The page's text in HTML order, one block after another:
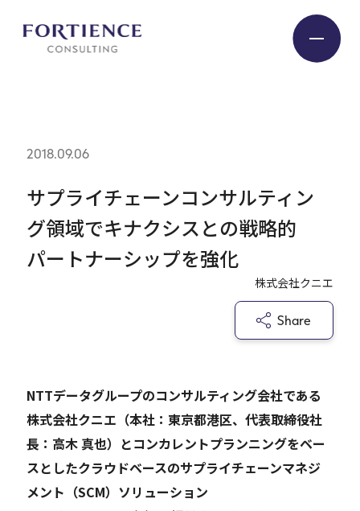
Service
Insight
Careers
News
サプライチェーンコンサルティン
グ領域でキナクシスとの戦略的
パートナーシップを強化
2018.09.06
株式会社クニエ
Share
NTTデータグループのコンサルティング会社である
株式会社クニエ（本社：東京都港区、代表取締役社
長：高木 真也）とコンカレントプランニングをベー
スとしたクラウドベースのサプライチェーンマネジ
メント（SCM）ソリューション